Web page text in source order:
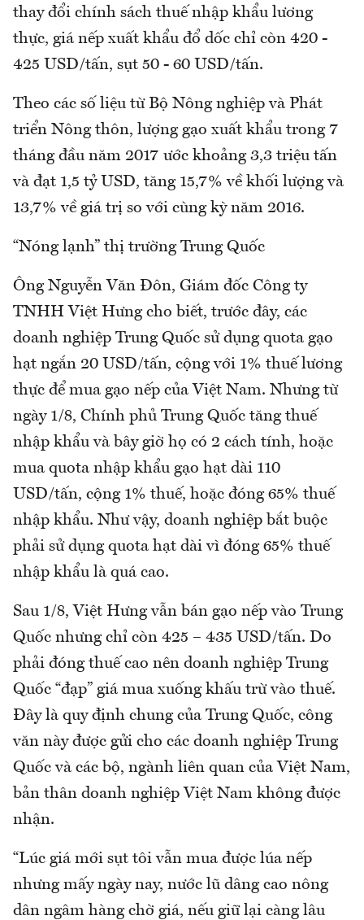
thay đổi chính sách thuế nhập khẩu lương
thực, giá nếp xuất khẩu đổ dốc chỉ còn 420 -
425 USD/tấn, sụt 50 - 60 USD/tấn.
Theo các số liệu từ Bộ Nông nghiệp và Phát
triển Nông thôn, lượng gạo xuất khẩu trong 7
tháng đầu năm 2017 ước khoảng 3,3 triệu tấn
và đạt 1,5 tỷ USD, tăng 15,7% về khối lượng và
13,7% về giá trị so với cùng kỳ năm 2016.
“Nóng lạnh” thị trường Trung Quốc
Ông Nguyễn Văn Đôn, Giám đốc Công ty
TNHH Việt Hưng cho biết, trước đây, các
doanh nghiệp Trung Quốc sử dụng quota gạo
hạt ngắn 20 USD/tấn, cộng với 1% thuế lương
thực để mua gạo nếp của Việt Nam. Nhưng từ
ngày 1/8, Chính phủ Trung Quốc tăng thuế
nhập khẩu và bây giờ họ có 2 cách tính, hoặc
mua quota nhập khẩu gạo hạt dài 110
USD/tấn, cộng 1% thuế, hoặc đóng 65% thuế
nhập khẩu. Như vậy, doanh nghiệp bắt buộc
phải sử dụng quota hạt dài vì đóng 65% thuế
nhập khẩu là quá cao.
Sau 1/8, Việt Hưng vẫn bán gạo nếp vào Trung
Quốc nhưng chỉ còn 425 – 435 USD/tấn. Do
phải đóng thuế cao nên doanh nghiệp Trung
Quốc “đạp” giá mua xuống khấu trừ vào thuế.
Đây là quy định chung của Trung Quốc, công
văn này được gửi cho các doanh nghiệp Trung
Quốc và các bộ, ngành liên quan của Việt Nam,
bản thân doanh nghiệp Việt Nam không được
nhận.
“Lúc giá mới sụt tôi vẫn mua được lúa nếp
nhưng mấy ngày nay, nước lũ dâng cao nông
dân ngâm hàng chờ giá, nếu giữ lại càng lâu